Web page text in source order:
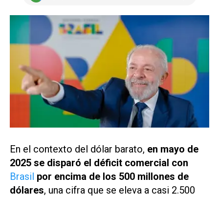
En el contexto del dólar barato, en mayo de
2025 se disparó el déficit comercial con
Brasil por encima de los 500 millones de
dólares, una cifra que se eleva a casi 2.500